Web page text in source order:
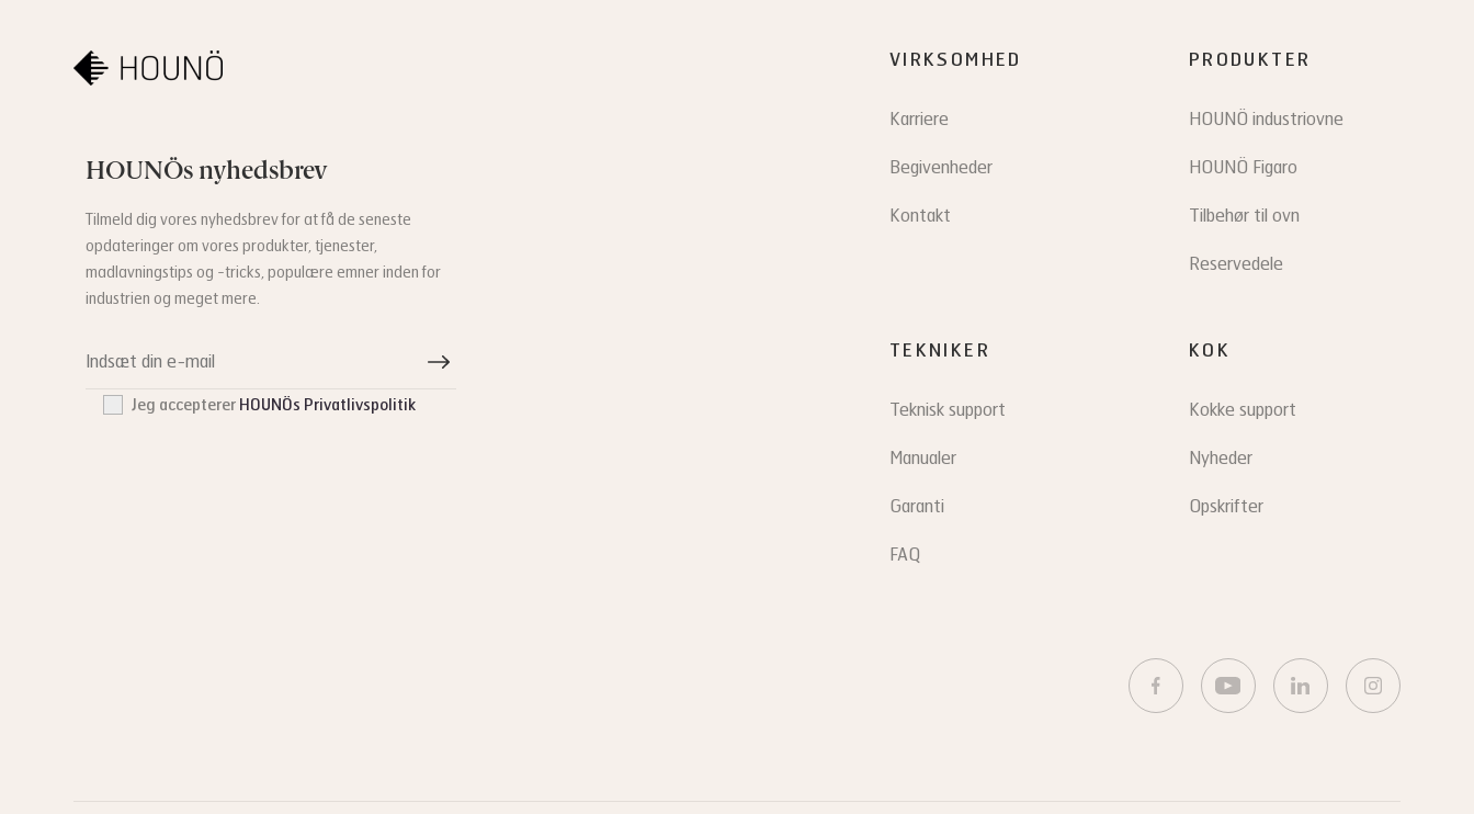
HOUNÖs nyhedsbrev
Tilmeld dig vores nyhedsbrev for at få de seneste
opdateringer om vores produkter, tjenester,
madlavningstips og -tricks, populære emner inden for
industrien og meget mere.
Jeg accepterer HOUNÖs Privatlivspolitik
VIRKSOMHED
Karriere
Begivenheder
Kontakt
PRODUKTER
HOUNÖ industriovne
HOUNÖ Figaro
Tilbehør til ovn
Reservedele
TEKNIKER
Teknisk support
Manualer
Garanti
FAQ
KOK
Kokke support
Nyheder
Opskrifter